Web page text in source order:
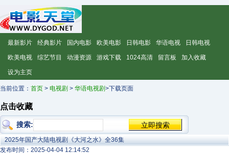
最新影片 经典影片 国内电影 欧美电影 日韩电影 华语电视 日韩电视
欧美电视 综艺节目 动漫资源 游戏下载 1024高清 留言板 加入收藏
设为主页
当前位置： 首页 > 电视剧 > 华语电视剧>下载页面
点击收藏
搜索:
2025年国产大陆电视剧《大河之水》全36集
发布时间：2025-04-04 12:14:52